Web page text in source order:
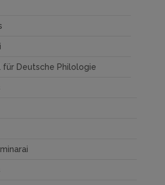
für Deutsche Philologie